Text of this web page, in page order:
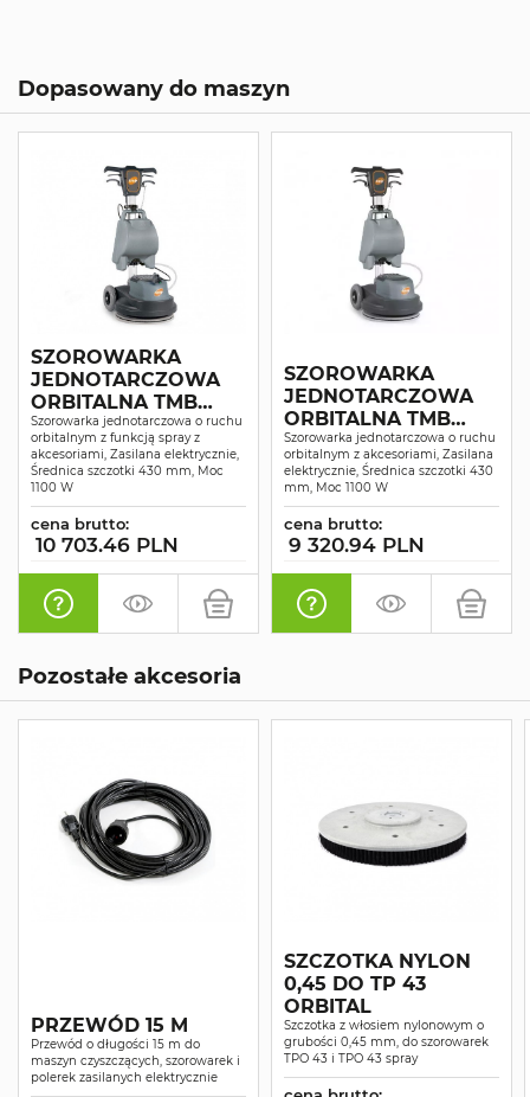
Dopasowany do maszyn
SZOROWARKA
JEDNOTARCZOWA
ORBITALNA TMB
TPO43 SPRAY
Szorowarka jednotarczowa o ruchu
orbitalnym z funkcją spray z
akcesoriami, Zasilana elektrycznie,
Średnica szczotki 430 mm, Moc
1100 W
cena brutto:
10 703.46 PLN
SZOROWARKA
JEDNOTARCZOWA
ORBITALNA TMB
TPO43
Szorowarka jednotarczowa o ruchu
orbitalnym z akcesoriami, Zasilana
elektrycznie, Średnica szczotki 430
mm, Moc 1100 W
cena brutto:
9 320.94 PLN
Pozostałe akcesoria
PRZEWÓD 15 M
Przewód o długości 15 m do
maszyn czyszczących, szorowarek i
polerek zasilanych elektrycznie
SZCZOTKA NYLON
0,45 DO TP 43
ORBITAL
Szczotka z włosiem nylonowym o
grubości 0,45 mm, do szorowarek
TPO 43 i TPO 43 spray